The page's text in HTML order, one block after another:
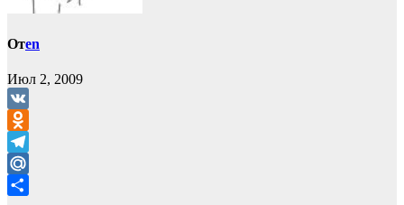
Отen
Июл 2, 2009
VK
Odnoklassniki
Telegram
Mail.Ru